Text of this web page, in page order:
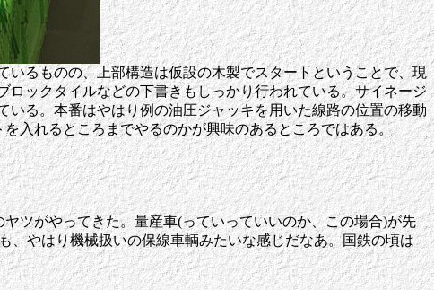
るものの、上部構造は仮設の木製でスタートということで、現
ックタイルなどの下書きもしっかり行われている。サイネージ
る。本番はやはり例の油圧ジャッキを用いた線路の位置の移動
入れるところまでやるのかが興味のあるところではある。
ツがやってきた。量産車(っていっていいのか、この場合)が先
、やはり機械扱いの保線車輌みたいな感じだなあ。国鉄の頃は